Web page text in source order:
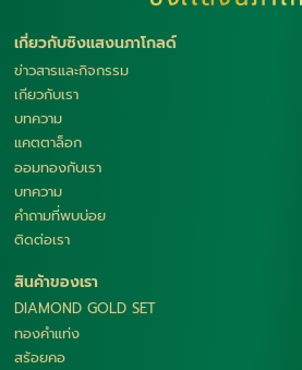
เกี่ยวกับซิงแสงนภาโกลด์
ข่าวสารและกิจกรรม
เกียวกับเรา
บทความ
แคตตาล็อก
ออมทองกับเรา
บทความ
คำถามที่พบบ่อย
ติดต่อเรา
สินค้าของเรา
DIAMOND GOLD SET
ทองคำแท่ง
สร้อยคอ